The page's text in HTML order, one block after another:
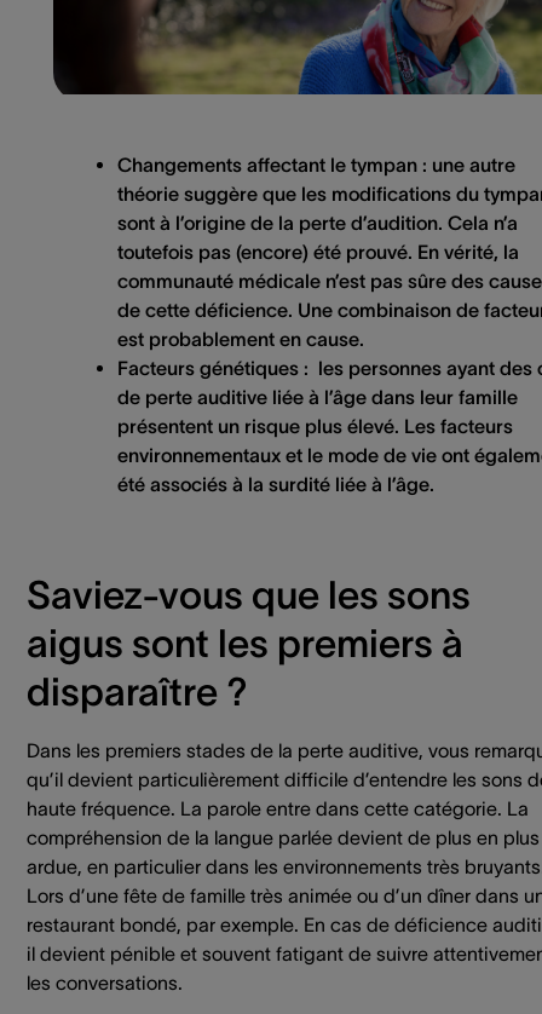
Changements affectant le tympan : une autre
théorie suggère que les modifications du
sont à l’origine de la perte d’audition. Cela n’a
toutefois pas (encore) été prouvé. En vérité, la
communauté médicale n’est pas sûre des
de cette déficience. Une combinaison de
est probablement en cause.
Facteurs génétiques : les personnes ayant des
de perte auditive liée à l’âge dans leur famille
présentent un risque plus élevé. Les facteurs
environnementaux et le mode de vie ont
été associés à la surdité liée à l’âge.
Saviez-vous que les sons
aigus sont les premiers à
disparaître ?
Dans les premiers stades de la perte auditive, vous
qu’il devient particulièrement difficile d’entendre les sons
haute fréquence. La parole entre dans cette catégorie. La
compréhension de la langue parlée devient de plus en plus
ardue, en particulier dans les environnements très
Lors d’une fête de famille très animée ou d’un dîner dans
restaurant bondé, par exemple. En cas de déficience
il devient pénible et souvent fatigant de suivre
les conversations.